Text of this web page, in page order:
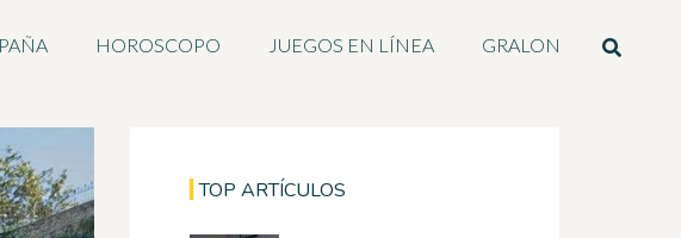
HOROSCOPO JUEGOS EN LÍNEA GRALON
TOP ARTÍCULOS